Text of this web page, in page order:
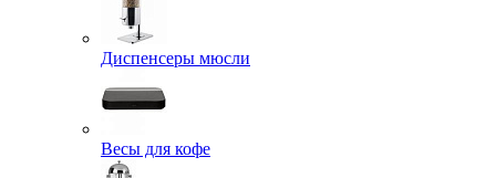
Диспенсеры мюсли
Весы для кофе